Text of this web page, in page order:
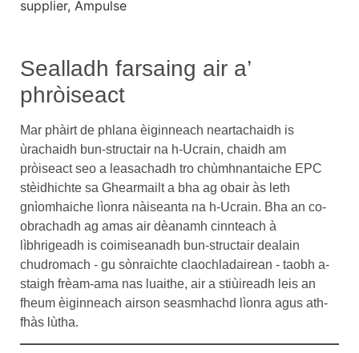
Sealladh farsaing air a’
phròiseact
Mar phàirt de phlana èiginneach neartachaidh is
ùrachaidh bun-structair na h-Ucrain, chaidh am
pròiseact seo a leasachadh tro chùmhnantaiche EPC
stèidhichte sa Ghearmailt a bha ag obair às leth
gnìomhaiche lìonra nàiseanta na h-Ucrain. Bha an co-
obrachadh ag amas air dèanamh cinnteach à
lìbhrigeadh is coimiseanadh bun-structair dealain
chudromach - gu sònraichte claochladairean - taobh a-
staigh frèam-ama nas luaithe, air a stiùireadh leis an
fheum èiginneach airson seasmhachd lìonra agus ath-
fhàs lùtha.